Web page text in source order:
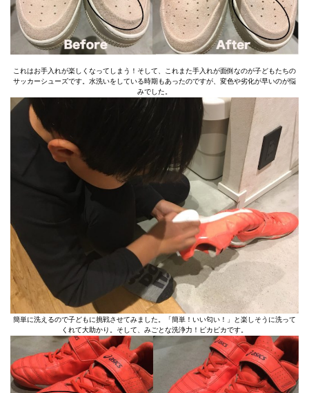
これはお手入れが楽しくなってしまう！そして、これまた手入れが面倒なのが子どもたちの
サッカーシューズです。水洗いをしている時期もあったのですが、変色や劣化が早いのが悩
みでした。
簡単に洗えるので子どもに挑戦させてみました。「簡単！いい匂い！」と楽しそうに洗って
くれて大助かり。そして、みごとな洗浄力！ピカピカです。